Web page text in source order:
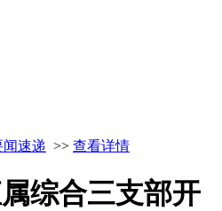
闻速递 >> 查看详情
综合三支部开